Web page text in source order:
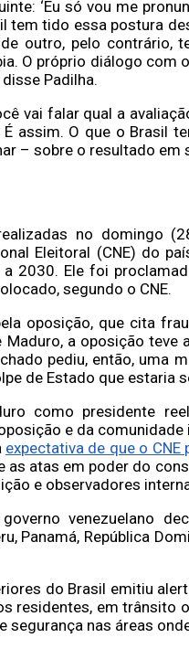
‘Eu só vou me
tem tido essa postura
outro, pelo contrário,
O próprio diálogo
Padilha.
vai falar qual a
assim. O que o Brasil
– sobre o resultado em
no domingo
Eleitoral (CNE) do
2030. Ele foi
segundo o CNE.
oposição, que cita
Maduro, a oposição
pediu, então, uma
de Estado que estaria
como presidente
e da
expectativa de que o
as atas em poder do
e observadores
venezuelano
Panamá, República
do Brasil emitiu
residentes, em trânsito
segurança nas áreas